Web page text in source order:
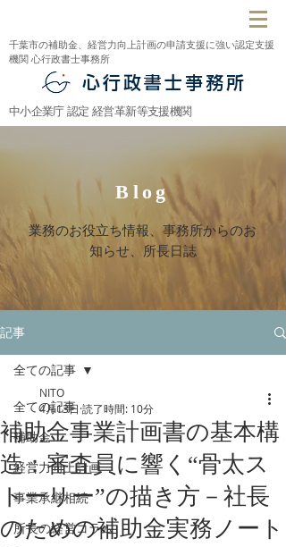
千葉市の補助金、経営力向上計画の申請支援に強い認定支援
機関 心行政書士事務所
心行政書士亊務所
中小企業庁 認定 経営革新等支援機関
Blog
​業務のお役立ち情報、事務所からのお
知らせ、所長日誌
記事
全ての記事
補助金
経営力向上計画
事業承継相続
所長の経営コラム
全ての記事
補助金事業計画書の基本構
造：審査員に響く“骨太ス
トーリー”の描き方－社長
のための補助金実務ノート
NITO
4月13日 読了時間: 10分